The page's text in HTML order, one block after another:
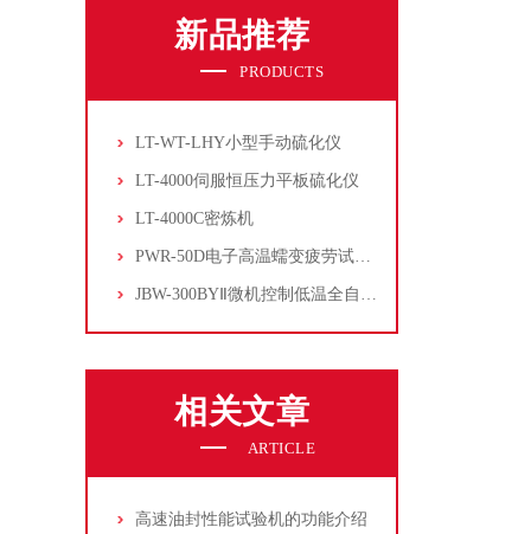
新品推荐
PRODUCTS
LT-WT-LHY小型手动硫化仪
LT-4000伺服恒压力平板硫化仪
LT-4000C密炼机
PWR-50D电子高温蠕变疲劳试验机
JBW-300BYⅡ微机控制低温全自动冲击试验机
相关文章
ARTICLE
高速油封性能试验机的功能介绍